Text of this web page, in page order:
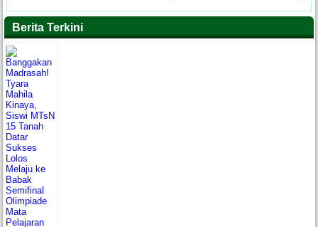
Berita Terkini